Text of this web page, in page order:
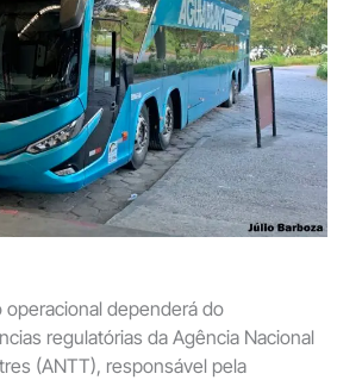
operacional dependerá do
regulatórias da Agência Nacional
(ANTT), responsável pela